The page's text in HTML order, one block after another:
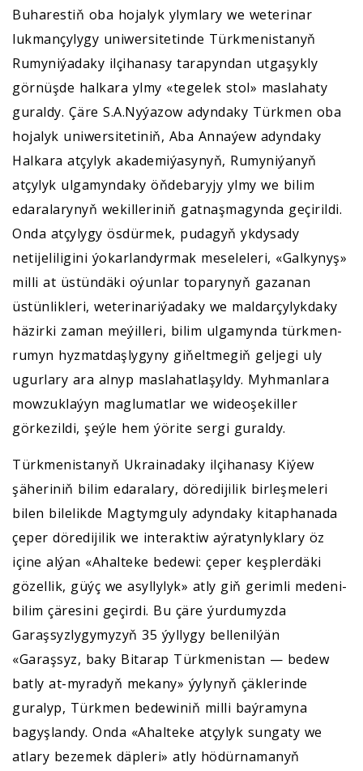
Buharestiň oba hojalyk ylymlary we weterinar
lukmançylygy uniwersitetinde Türkmenistanyň
Rumyniýadaky ilçihanasy tarapyndan utgaşykly
görnüşde halkara ylmy «tegelek stol» maslahaty
guraldy. Çäre S.A.Nyýazow adyndaky Türkmen oba
hojalyk uniwersitetiniň, Aba Annaýew adyndaky
Halkara atçylyk akademiýasynyň, Rumyniýanyň
atçylyk ulgamyndaky öňdebaryjy ylmy we bilim
edaralarynyň wekilleriniň gatnaşmagynda geçirildi.
Onda atçylygy ösdürmek, pudagyň ykdysady
netijeliligini ýokarlandyrmak meseleleri, «Galkynyş»
milli at üstündäki oýunlar toparynyň gazanan
üstünlikleri, weterinariýadaky we maldarçylykdaky
häzirki zaman meýilleri, bilim ulgamynda türkmen-
rumyn hyzmatdaşlygyny giňeltmegiň geljegi uly
ugurlary ara alnyp maslahatlaşyldy. Myhmanlara
mowzuklaýyn maglumatlar we wideoşekiller
görkezildi, şeýle hem ýörite sergi guraldy.
Türkmenistanyň Ukrainadaky ilçihanasy Kiýew
şäheriniň bilim edaralary, döredijilik birleşmeleri
bilen bilelikde Magtymguly adyndaky kitaphanada
çeper döredijilik we interaktiw aýratynlyklary öz
içine alýan «Ahalteke bedewi: çeper keşplerdäki
gözellik, güýç we asyllylyk» atly giň gerimli medeni-
bilim çäresini geçirdi. Bu çäre ýurdumyzda
Garaşsyzlygymyzyň 35 ýyllygy bellenilýän
«Garaşsyz, baky Bitarap Türkmenistan — bedew
batly at-myradyň mekany» ýylynyň çäklerinde
guralyp, Türkmen bedewiniň milli baýramyna
bagyşlandy. Onda «Ahalteke atçylyk sungaty we
atlary bezemek däpleri» atly hödürnamanyň